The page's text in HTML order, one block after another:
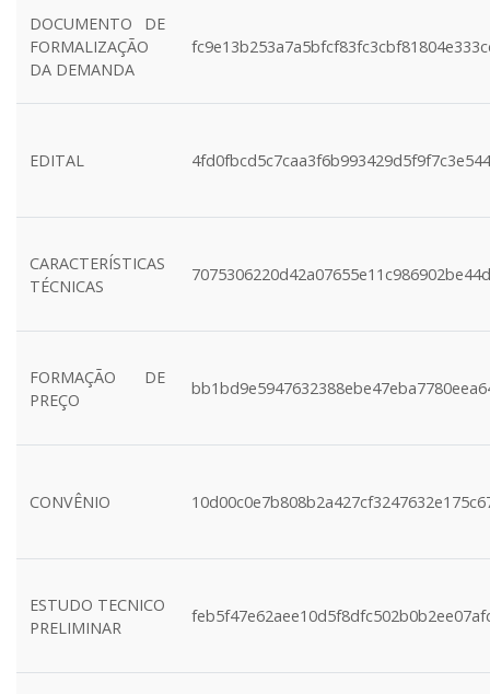
DOCUMENTO DE
FORMALIZAÇÃO
DA DEMANDA
EDITAL
CARACTERÍSTICAS
TÉCNICAS
FORMAÇÃO DE
PREÇO
CONVÊNIO
ESTUDO TECNICO
PRELIMINAR